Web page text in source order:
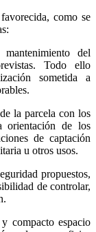
como se
del
Todo ello
sometida a
la parcela con los
orientación de los
de captación
u otros usos.
propuestos,
de controlar,
compacto espacio